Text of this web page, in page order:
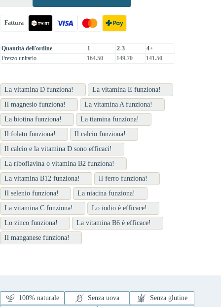
Fattura
Quantità dell'ordine 1 2-3
4+
Prezzo unitario
164.50 149.70 141.50
La vitamina D funziona!
La vitamina E funziona!
Il magnesio funziona!
La vitamina A funziona!
La biotina funziona!
La tiamina funziona!
Il folato funziona!
Il calcio funziona!
Il calcio e la vitamina D sono efficaci!
La riboflavina o vitamina B2 funziona!
La vitamina B12 funziona!
Il ferro funziona!
Il selenio funziona!
La niacina funziona!
La vitamina C funziona!
Lo iodio è efficace!
Lo zinco funziona!
La vitamina B6 è efficace!
Il manganese funziona!
100% naturale Senza uova
Senza glutine